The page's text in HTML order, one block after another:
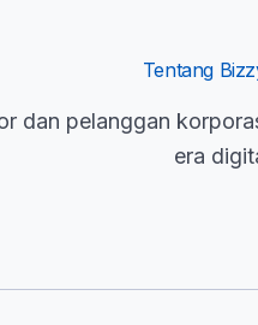
Tentang
dan pelanggan
era